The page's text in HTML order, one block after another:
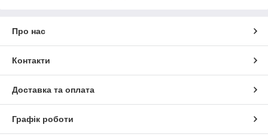
Про нас
Контакти
Доставка та оплата
Графік роботи